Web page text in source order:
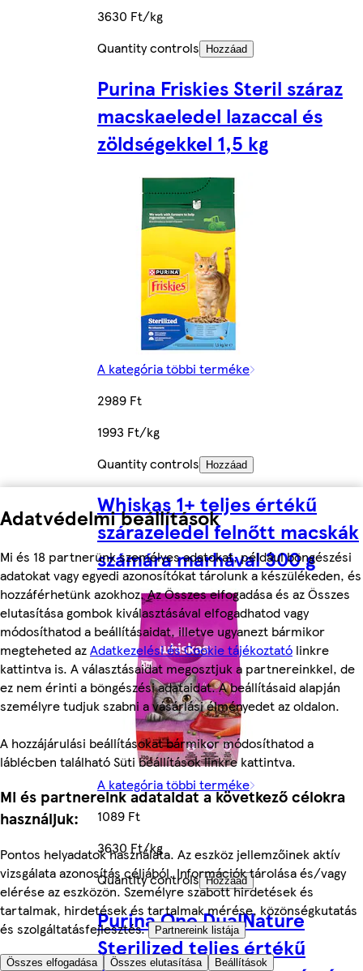
Adatvédelmi beállítások
Mi és 18 partnerünk személyes adatokat, például böngészési
adatokat vagy egyedi azonosítókat tárolunk a készülékeden, és
hozzáférhetünk azokhoz. Az Összes elfogadása és az Összes
elutasítása gombok kiválasztásával elfogadhatod vagy
módosíthatod a beállításaidat, illetve ugyanezt bármikor
megteheted azAdatkezelési és Cookie tájékoztató linkre
kattintva is. A választásaidat megosztjuk a partnereinkkel, de
ez nem érinti a böngészési adataidat. A beállításaid alapján
személyre tudjuk szabni a vásárlási élményedet az oldalon.
A hozzájárulási beállításokat bármikor módosíthatod a
láblécben található Süti beállítások linkre kattintva.
Mi és partnereink adataidat a következő célokra
használjuk:
Pontos helyadatok használata. Az eszköz jellemzőinek aktív
vizsgálata azonosítás céljából. Információk tárolása és/vagy
elérése az eszközön. Személyre szabott hirdetések és
tartalmak, hirdetések és tartalmak mérése, közönségkutatás
és szolgáltatásfejlesztés.
Partnereink listája
Összes elfogadása Összes elutasítása Beállítások
3630 Ft/kg
Quantity controls
Hozzáad
Purina Friskies Steril száraz
macskaeledel lazaccal és
zöldségekkel 1,5 kg
A kategória többi terméke
2989 Ft
1993 Ft/kg
Quantity controls
Hozzáad
Whiskas 1+ teljes értékű
szárazeledel felnőtt macskák
számára marhával 300 g
A kategória többi terméke
1089 Ft
3630 Ft/kg
Quantity controls Hozzáad
Purina One DualNature
Sterilized teljes értékű